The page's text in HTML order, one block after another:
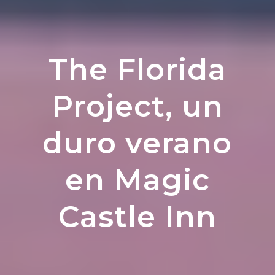
The Florida
Project, un
duro verano
en Magic
Castle Inn